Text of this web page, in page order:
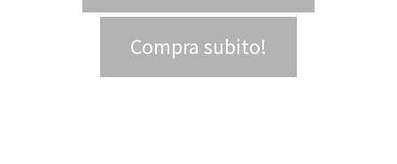
Compra subito!